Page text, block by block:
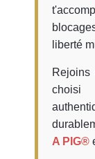
liberté
choisi
A PIG®